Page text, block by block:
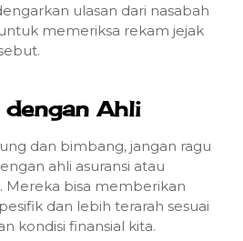
ulasan dari nasabah
memeriksa rekam jejak
Ahli
dan bimbang, jangan ragu
ahli asuransi atau
Mereka bisa memberikan
dan lebih terarah sesuai
kondisi finansial kita.